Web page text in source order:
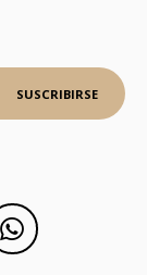
SUSCRIBIRSE